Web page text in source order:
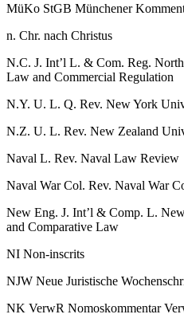
MüKo StGB Münchener
n. Chr. nach Christus
N.C. J. Int’l L. & Com. Reg.
Law and Commercial Regulation
N.Y. U. L. Q. Rev. New York
N.Z. U. L. Rev. New Zealand
Naval L. Rev. Naval Law Review
Naval War Col. Rev. Naval War
New Eng. J. Int’l & Comp. L.
and Comparative Law
NI Non-​inscrits
NJW Neue Juristische
NK VerwR Nomoskommentar